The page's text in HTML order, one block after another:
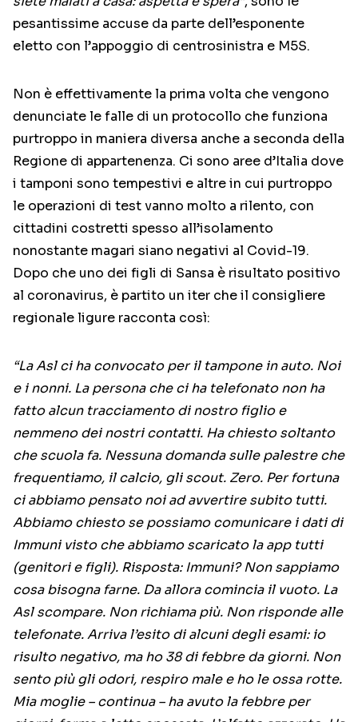
pesantissime accuse da parte dell’esponente
eletto con l’appoggio di centrosinistra e M5S.
Non è effettivamente la prima volta che vengono
denunciate le falle di un protocollo che funziona
purtroppo in maniera diversa anche a seconda della
Regione di appartenenza. Ci sono aree d’Italia dove
i tamponi sono tempestivi e altre in cui purtroppo
le operazioni di test vanno molto a rilento, con
cittadini costretti spesso all’isolamento
nonostante magari siano negativi al Covid-19.
Dopo che uno dei figli di Sansa è risultato positivo
al coronavirus, è partito un iter che il consigliere
regionale ligure racconta così:
“La Asl ci ha convocato per il tampone in auto. Noi
e i nonni. La persona che ci ha telefonato non ha
fatto alcun tracciamento di nostro figlio e
nemmeno dei nostri contatti. Ha chiesto soltanto
che scuola fa. Nessuna domanda sulle palestre che
frequentiamo, il calcio, gli scout. Zero. Per fortuna
ci abbiamo pensato noi ad avvertire subito tutti.
Abbiamo chiesto se possiamo comunicare i dati di
Immuni visto che abbiamo scaricato la app tutti
(genitori e figli). Risposta: Immuni? Non sappiamo
cosa bisogna farne. Da allora comincia il vuoto. La
Asl scompare. Non richiama più. Non risponde alle
telefonate. Arriva l’esito di alcuni degli esami: io
risulto negativo, ma ho 38 di febbre da giorni. Non
sento più gli odori, respiro male e ho le ossa rotte.
Mia moglie – continua – ha avuto la febbre per